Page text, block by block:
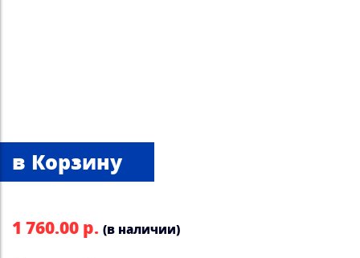
1 760.00 р. (в наличии)